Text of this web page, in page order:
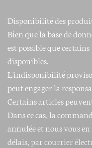
Disponibilité des
Bien que la base de
est possible que
disponibles.
L'indisponibilité
peut engager la
Certains articles
Dans ce cas, la
annulée et nous vous
délais, par courrier